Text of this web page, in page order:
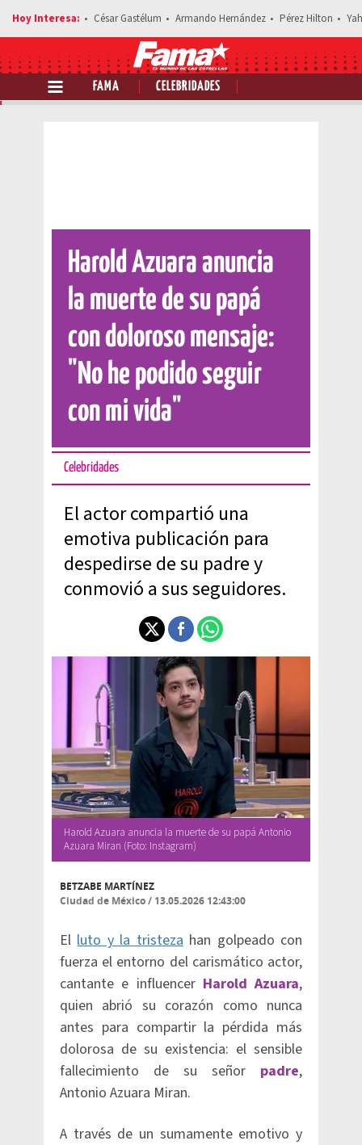
César Gastélum Armando Hernández Pérez Hilton
FAMA CELEBRIDADES
Comparte esta noticia
Harold Azuara anuncia
la muerte de su papá
con doloroso mensaje:
"No he podido seguir
con mi vida"
Celebridades
El actor compartió una
emotiva publicación para
despedirse de su padre y
conmovió a sus seguidores.
Harold Azuara anuncia la muerte de su papá Antonio
Azuara Miran (Foto: Instagram)
BETZABE MARTÍNEZ
Ciudad de México/ 13.05.2026 12:43:00
Elluto y la tristezahan golpeado con
fuerza el entorno del carismático actor,
cantante e influencer Harold Azuara,
quien abrió su corazón como nunca
antes para compartir la pérdida más
dolorosa de su existencia: el sensible
fallecimiento de su señor padre,
Antonio Azuara Miran.
A través de un sumamente emotivo y